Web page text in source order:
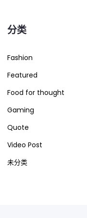
分类
Fashion
Featured
Food for thought
Gaming
Quote
Video Post
未分类